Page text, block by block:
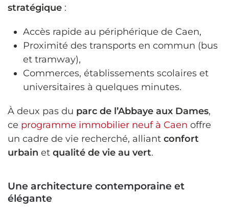
stratégique :
Accès rapide au périphérique de Caen,
Proximité des transports en commun (bus
et tramway),
Commerces, établissements scolaires et
universitaires à quelques minutes.
À deux pas du parc de l’Abbaye aux Dames,
ce programme immobilier neuf à Caen offre
un cadre de vie recherché, alliant confort
urbain et qualité de vie au vert.
Une architecture contemporaine et
élégante